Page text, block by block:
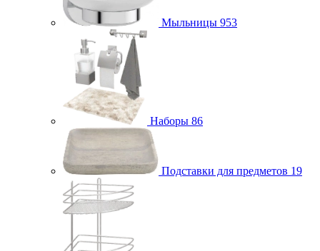
Мыльницы 953
Наборы 86
Подставки для предметов 19